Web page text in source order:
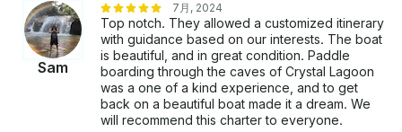
Sam
7月, 2024
Top notch. They allowed a customized itinerary
with guidance based on our interests. The boat
is beautiful, and in great condition. Paddle
boarding through the caves of Crystal Lagoon
was a one of a kind experience, and to get
back on a beautiful boat made it a dream. We
will recommend this charter to everyone.